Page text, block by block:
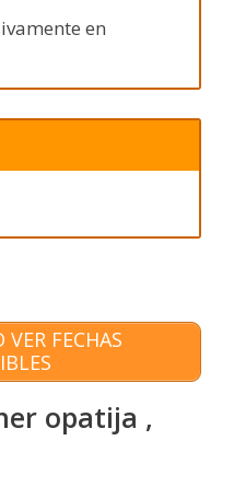
en
VER FECHAS
opatija ,